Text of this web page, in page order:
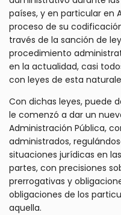
países, y en particular en
proceso de su
través de la sanción de
procedimiento
en la actualidad, casi
con leyes de esta
Con dichas leyes, puede
le comenzó a dar un
Administración Pública,
administrados,
situaciones jurídicas en
partes, con precisiones
prerrogativas y
obligaciones de los
aquella.